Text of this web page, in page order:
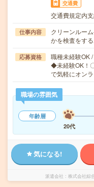
交通費
交通費規定内
仕事内容
クリーンルー
かを検査をす
応募資格
職種未経験OK
◆未経験OK！
で気軽にオン
職場の雰囲気
年齢層
20代
気になる!
派遣会社 株式会社綜